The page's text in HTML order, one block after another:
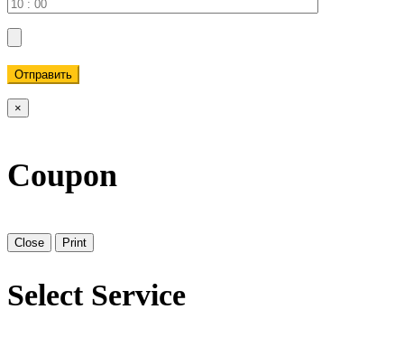
Отправить
×
Coupon
Close Print
Select Service